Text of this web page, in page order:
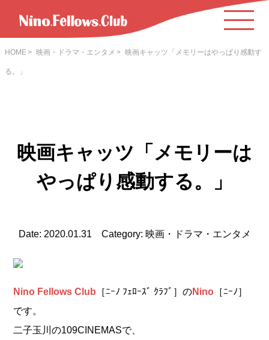
HOME 映画・ドラマ・エンタメ 映画キャッツ「メモリーはやっぱり感動す
る。」
映画キャッツ「メモリーは
やっぱり感動する。」
Date: 2020.01.31 Category: 映画・ドラマ・エンタメ
Nino Fellows Club ［ﾆｰﾉ ﾌｪﾛｰｽﾞ ｸﾗﾌﾞ］のNino ［ﾆｰﾉ］
です。
二子玉川の109CINEMASで、